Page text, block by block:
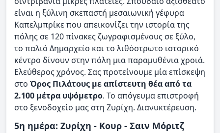
είναι η ξύλινη σκεπαστή μεσαιωνική γέφυρα
Καπελμπρίκε που απεικονίζει την ιστορία της
πόλης σε 120 πίνακες ζωγραφισμένους σε ξύλο,
το παλιό Δημαρχείο και το λιθόστρωτο ιστορικό
κέντρο δίνουν στην πόλη μια παραμυθένια χροιά.
Ελεύθερος χρόνος. Σας προτείνουμε μία επίσκεψη
στο Όρος Πιλάτους με απίστευτη θέα από τα
2.100 μέτρα υψόμετρο. To απόγευμα επιστροφή
στο ξενοδοχείο μας στη Ζυρίχη. Διανυκτέρευση.
5η ημέρα: Ζυρίχη - Κουρ - Σαιν Μόριτζ